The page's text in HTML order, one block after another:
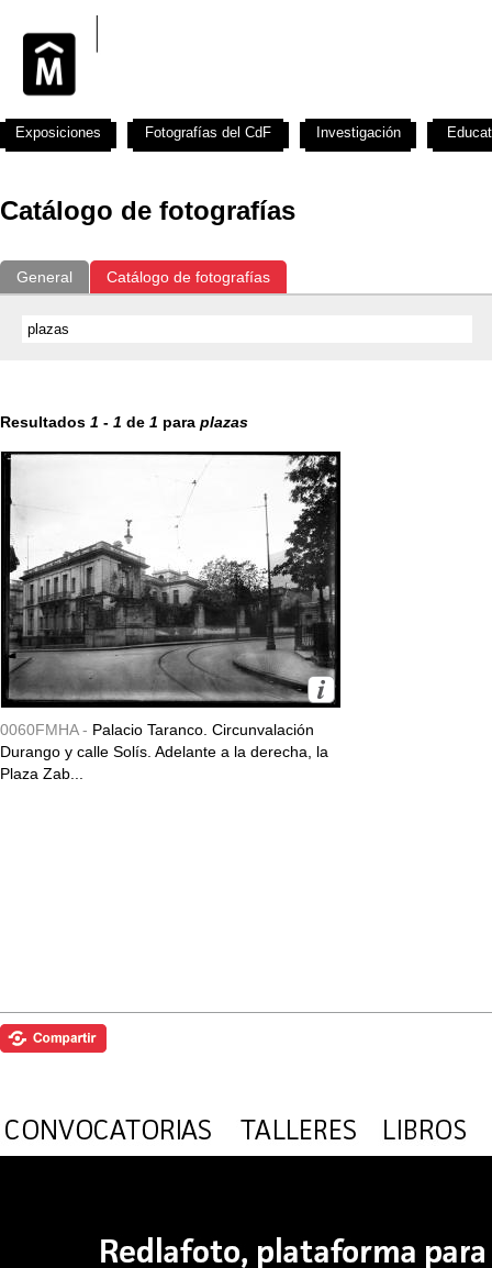
Catálogo de fotografías
General Catálogo de fotografías
Resultados 1 - 1 de 1 para plazas
0060FMHA - Palacio Taranco. Circunvalación
Durango y calle Solís. Adelante a la derecha, la
Plaza Zab...
Exposiciones Fotografías del CdF Investigación